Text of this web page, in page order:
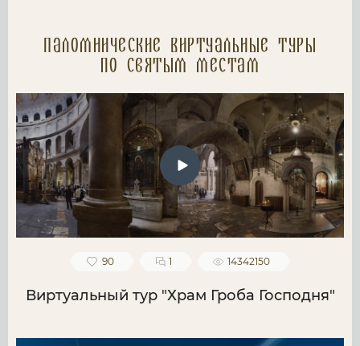
Паломнические Виртуальные туры
по святым местам
90 1 14342150
Виртуальный тур "Храм Гроба Господня"